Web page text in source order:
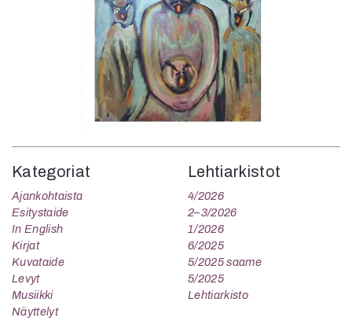
Kategoriat
Ajankohtaista
Esitystaide
In English
Kirjat
Kuvataide
Levyt
Musiikki
Näyttelyt
Lehtiarkistot
4/2026
2–3/2026
1/2026
6/2025
5/2025 saame
5/2025
Lehtiarkisto